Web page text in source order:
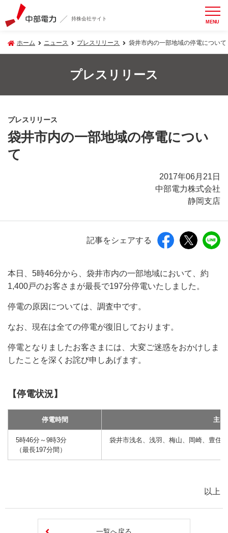
持株会社サイト MENU
ホーム ニュース プレスリリース 袋井市内の一部地域の停電について
プレスリリース
プレスリリース
袋井市内の一部地域の停電につい
て
2017年06月21日
中部電力株式会社
静岡支店
記事をシェアする
本日、5時46分から、袋井市内の一部地域において、約
1,400戸のお客さまが最長で197分停電いたしました。
停電の原因については、調査中です。
なお、現在は全ての停電が復旧しております。
停電となりましたお客さまには、大変ご迷惑をおかけしま
したことを深くお詫び申しあげます。
【停電状況】
停電時間 主な
5時46分～9時3分
（最長197分間）
袋井市浅名、浅羽、梅山、岡崎、豊住
以上
一覧へ戻る